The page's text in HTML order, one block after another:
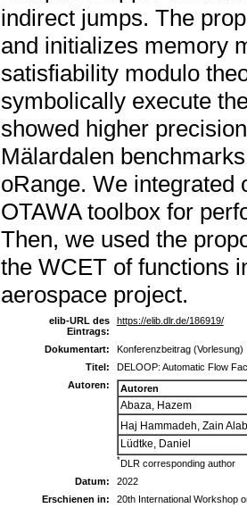
indirect jumps. The
and initializes memory
satisfiability modulo
symbolically execute
showed higher
Mälardalen
oRange. We integrated
OTAWA toolbox for
Then, we used the
the WCET of functions
aerospace project.
elib-URL des
Eintrags:
https://elib.dlr.de/186919/
Dokumentart:
Konferenzbeitrag (Vorlesung)
Titel:
DELOOP: Automatic Flow
Autoren:
Autoren
Abaza, Hazem
Haj Hammadeh, Zain
Lüdtke, Daniel
*DLR corresponding author
Datum:
2022
Erschienen in:
20th International Workshop